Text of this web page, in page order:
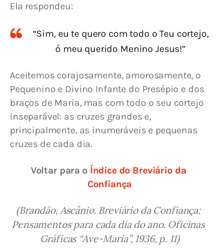
Ela respondeu:
“Sim, eu te quero com todo o Teu cortejo,
ó meu querido Menino Jesus!”
Aceitemos corajosamente, amorosamente, o
Pequenino e Divino Infante do Presépio e dos
braços de Maria, mas com todo o seu cortejo
inseparável: as cruzes grandes e,
principalmente, as inumeráveis e pequenas
cruzes de cada dia.
Voltar para o Índice do Breviário da
Confiança
(Brandão, Ascânio. Breviário da Confiança:
Pensamentos para cada dia do ano. Oficinas
Gráficas “Ave-Maria”, 1936, p. 11)